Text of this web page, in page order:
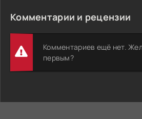
Комментарии и рецензии
Комментариев ещё нет.
первым?